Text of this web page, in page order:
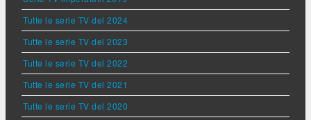
Tutte le serie TV del 2024
Tutte le serie TV del 2023
Tutte le serie TV del 2022
Tutte le serie TV del 2021
Tutte le serie TV del 2020